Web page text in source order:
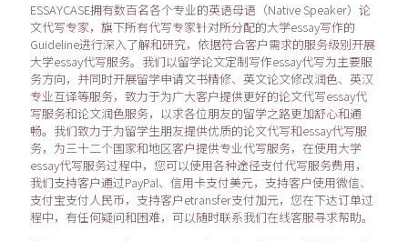
ESSAYCASE拥有数百名各个专业的英语母语（Native Speaker）论
文代写专家，旗下所有代写专家针对所分配的大学essay写作的
Guideline进行深入了解和研究，依据符合客户需求的服务级别开展
大学essay代写服务。我们以留学论文定制写作essay代写为主要服
务方向，并同时开展留学申请文书精修、英文论文修改润色、英汉
专业互译等服务，致力于为广大客户提供更好的论文代写essay代
写服务和论文润色服务，以求各位朋友的留学之路更加舒心和通
畅。我们致力于为留学生朋友提供优质的论文代写和essay代写服
务，为三十二个国家和地区客户提供专业代写服务，在使用大学
essay代写服务过程中，您可以使用各种途径支付代写服务费用，
我们支持客户通过PayPal、信用卡支付美元，支持客户使用微信、
支付宝支付人民币，支持客户etransfer支付加元，您在下达订单过
程中，有任何疑问和困难，可以随时联系我们在线客服寻求帮助。